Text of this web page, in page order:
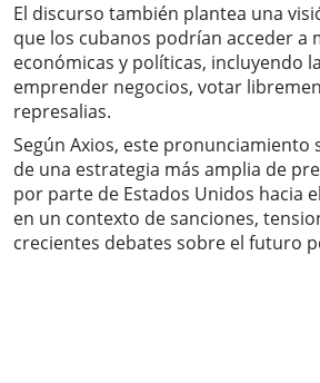
El discurso también plantea una
que los cubanos podrían acceder a
económicas y políticas, incluyendo
emprender negocios, votar
represalias.
Según Axios, este pronunciamiento
de una estrategia más amplia de
por parte de Estados Unidos hacia
en un contexto de sanciones,
crecientes debates sobre el futuro